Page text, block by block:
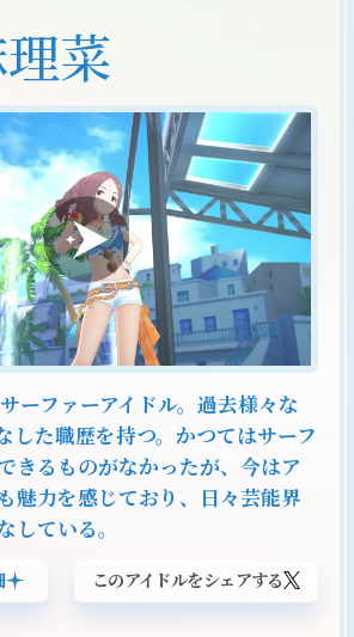
菜
ーファーアイドル。過去様々な
した職歴を持つ。かつてはサーフ
きるものがなかったが、今はア
魅力を感じており、日々芸能界
している。
このアイドルをシェアする